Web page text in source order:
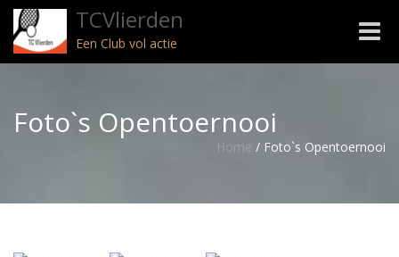
TCVlierden
Een Club vol actie
Toggle
Foto`s Opentoernooi
Home / Foto`s Opentoernooi